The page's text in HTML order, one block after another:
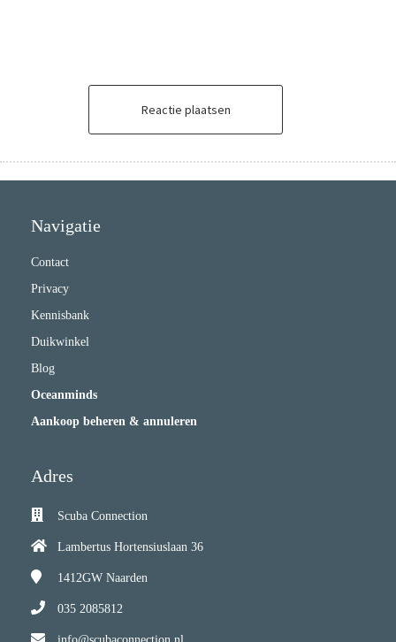
Reactie plaatsen
Navigatie
Contact
Privacy
Kennisbank
Duikwinkel
Blog
Oceanminds
Aankoop beheren & annuleren
Adres
Scuba Connection
Lambertus Hortensiuslaan 36
1412GW Naarden
035 2085812